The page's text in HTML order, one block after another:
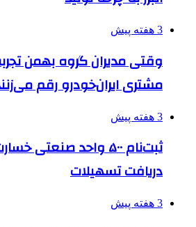
3 هفته پیش
وقتی مدیران گروه بهمن
مشتری ایران‌خودرو رقم
3 هفته پیش
ثبت‌نام ۵۰۰ واحد
دریافت تسهیلات
3 هفته پیش